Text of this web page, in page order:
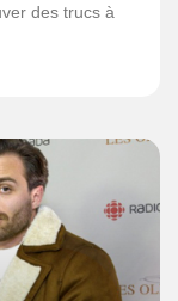
des trucs à